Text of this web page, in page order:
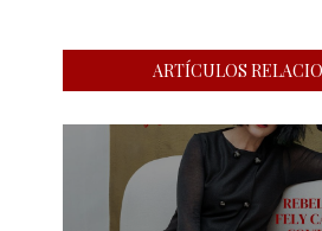
ARTÍCULOS